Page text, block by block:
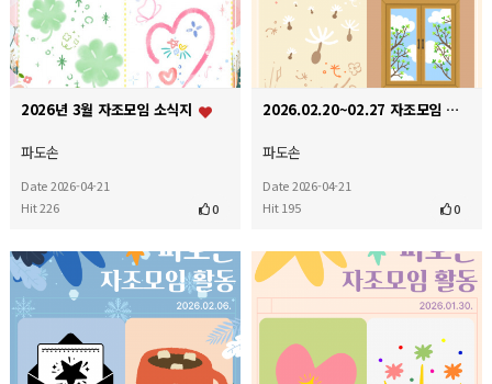
2026년 3월 자조모임 소식지
파도손
Date 2026-04-21
Hit 226
0
2026.02.20~02.27 자조모임 소식지
파도손
Date 2026-04-21
Hit 195
0